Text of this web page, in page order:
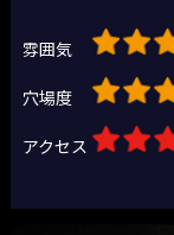
雰囲気
穴場度
アクセス